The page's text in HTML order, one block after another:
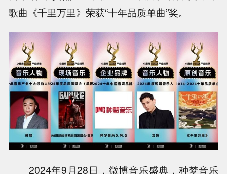
歌曲《千里万里》荣获“十年品质单曲”奖。
2024年9月28日，微博音乐盛典，种梦音乐